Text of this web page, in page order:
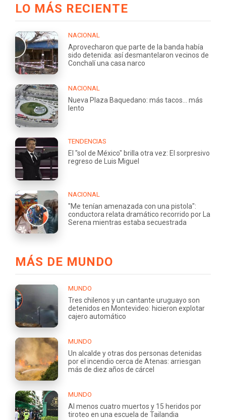
LO MÁS RECIENTE
NACIONAL
Aprovecharon que parte de la banda había
sido detenida: así desmantelaron vecinos de
Conchalí una casa narco
NACIONAL
Nueva Plaza Baquedano: más tacos... más
lento
TENDENCIAS
El "sol de México" brilla otra vez: El sorpresivo
regreso de Luis Miguel
NACIONAL
"Me tenían amenazada con una pistola":
conductora relata dramático recorrido por La
Serena mientras estaba secuestrada
MÁS DE MUNDO
MUNDO
Tres chilenos y un cantante uruguayo son
detenidos en Montevideo: hicieron explotar
cajero automático
MUNDO
Un alcalde y otras dos personas detenidas
por el incendio cerca de Atenas: arriesgan
más de diez años de cárcel
MUNDO
Al menos cuatro muertos y 15 heridos por
tiroteo en una escuela de Tailandia